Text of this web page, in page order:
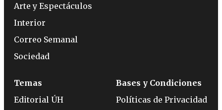
Arte y Espectáculos
Interior
Correo Semanal
Sociedad
Temas
Editorial ÚH
Bases y Condiciones
Políticas de Privacidad